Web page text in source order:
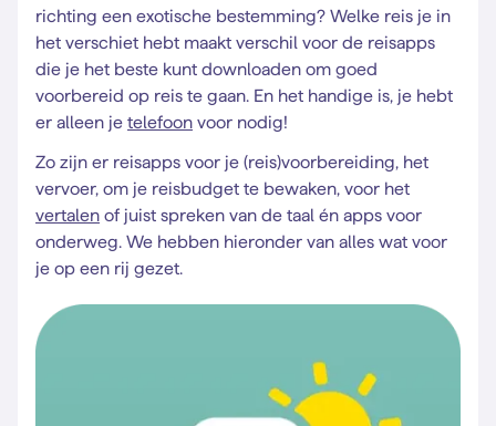
richting een exotische bestemming? Welke reis je in
het verschiet hebt maakt verschil voor de reisapps
die je het beste kunt downloaden om goed
voorbereid op reis te gaan. En het handige is, je hebt
er alleen je telefoon voor nodig!
Zo zijn er reisapps voor je (reis)voorbereiding, het
vervoer, om je reisbudget te bewaken, voor het
vertalen of juist spreken van de taal én apps voor
onderweg. We hebben hieronder van alles wat voor
je op een rij gezet.